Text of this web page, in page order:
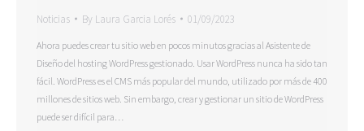
Noticias By Laura Garcia Lorés 01/09/2023
Ahora puedes crear tu sitio web en pocos minutos gracias al Asistente de
Diseño del hosting WordPress gestionado. Usar WordPress nunca ha sido tan
fácil. WordPress es el CMS más popular del mundo, utilizado por más de 400
millones de sitios web. Sin embargo, crear y gestionar un sitio de WordPress
puede ser difícil para…